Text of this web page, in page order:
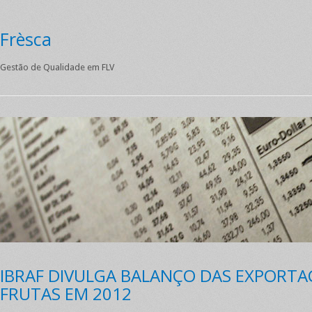
Frèsca
Gestão de Qualidade em FLV
IBRAF DIVULGA BALANÇO DAS
FRUTAS EM 2012